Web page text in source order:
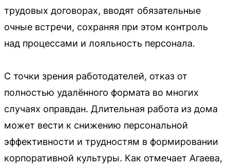
трудовых договорах, вводят обязательные
очные встречи, сохраняя при этом контроль
над процессами и лояльность персонала.
С точки зрения работодателей, отказ от
полностью удалённого формата во многих
случаях оправдан. Длительная работа из дома
может вести к снижению персональной
эффективности и трудностям в формировании
корпоративной культуры. Как отмечает Агаева,